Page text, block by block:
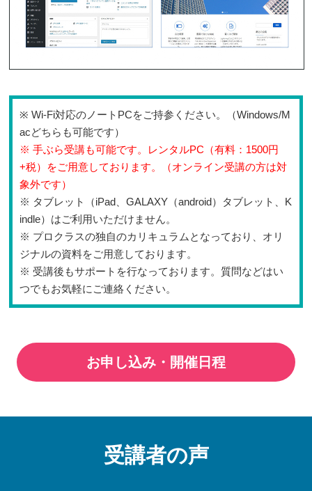
※ Wi-Fi対応のノートPCをご持参ください。（Windows/M
acどちらも可能です）
※ 手ぶら受講も可能です。レンタルPC（有料：1500円
+税）をご用意しております。（オンライン受講の方は対
象外です）
※ タブレット（iPad、GALAXY（android）タブレット、K
indle）はご利用いただけません。
※ プロクラスの独自のカリキュラムとなっており、オリ
ジナルの資料をご用意しております。
※ 受講後もサポートを行なっております。質問などはい
つでもお気軽にご連絡ください。
お申し込み・開催日程
受講者の声